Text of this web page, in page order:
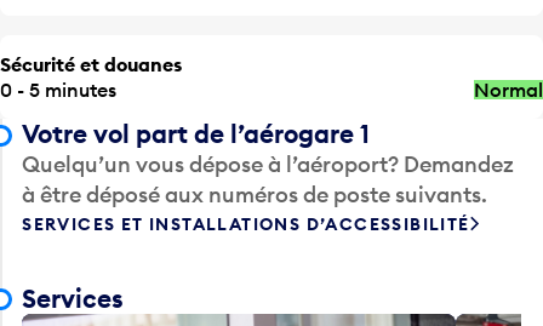
Sécurité et douanes
0 - 5 minutes
Normal
Votre vol part de l’aérogare 1
Quelqu’un vous dépose à l’aéroport? Demandez
à être déposé aux numéros de poste suivants.
SERVICES ET INSTALLATIONS D’ACCESSIBILITÉ
Services